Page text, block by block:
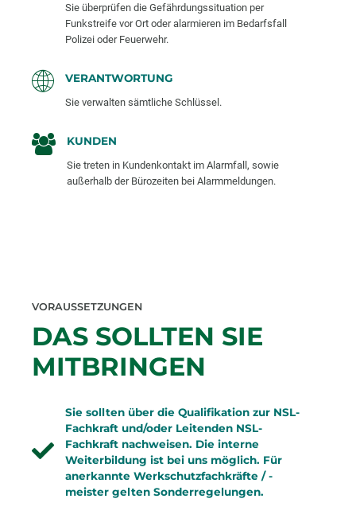
Sie überprüfen die Gefährdungssituation per
Funkstreife vor Ort oder alarmieren im Bedarfsfall
Polizei oder Feuerwehr.
VERANTWORTUNG
Sie verwalten sämtliche Schlüssel.
KUNDEN
Sie treten in Kundenkontakt im Alarmfall, sowie
außerhalb der Bürozeiten bei Alarmmeldungen.
VORAUSSETZUNGEN
DAS SOLLTEN SIE
MITBRINGEN
Sie sollten über die Qualifikation zur NSL-
Fachkraft und/oder Leitenden NSL-
Fachkraft nachweisen. Die interne
Weiterbildung ist bei uns möglich. Für
anerkannte Werkschutzfachkräfte / -
meister gelten Sonderregelungen.